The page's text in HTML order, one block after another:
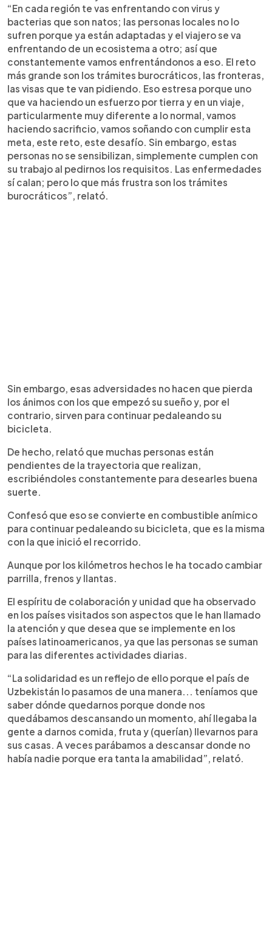
“En cada región te vas enfrentando con virus y
bacterias que son natos; las personas locales no lo
sufren porque ya están adaptadas y el viajero se va
enfrentando de un ecosistema a otro; así que
constantemente vamos enfrentándonos a eso. El reto
más grande son los trámites burocráticos, las fronteras,
las visas que te van pidiendo. Eso estresa porque uno
que va haciendo un esfuerzo por tierra y en un viaje,
particularmente muy diferente a lo normal, vamos
haciendo sacrificio, vamos soñando con cumplir esta
meta, este reto, este desafío. Sin embargo, estas
personas no se sensibilizan, simplemente cumplen con
su trabajo al pedirnos los requisitos. Las enfermedades
sí calan; pero lo que más frustra son los trámites
burocráticos”, relató.
Sin embargo, esas adversidades no hacen que pierda
los ánimos con los que empezó su sueño y, por el
contrario, sirven para continuar pedaleando su
bicicleta.
De hecho, relató que muchas personas están
pendientes de la trayectoria que realizan,
escribiéndoles constantemente para desearles buena
suerte.
Confesó que eso se convierte en combustible anímico
para continuar pedaleando su bicicleta, que es la misma
con la que inició el recorrido.
Aunque por los kilómetros hechos le ha tocado cambiar
parrilla, frenos y llantas.
El espíritu de colaboración y unidad que ha observado
en los países visitados son aspectos que le han llamado
la atención y que desea que se implemente en los
países latinoamericanos, ya que las personas se suman
para las diferentes actividades diarias.
“La solidaridad es un reflejo de ello porque el país de
Uzbekistán lo pasamos de una manera... teníamos que
saber dónde quedarnos porque donde nos
quedábamos descansando un momento, ahí llegaba la
gente a darnos comida, fruta y (querían) llevarnos para
sus casas. A veces parábamos a descansar donde no
había nadie porque era tanta la amabilidad”, relató.